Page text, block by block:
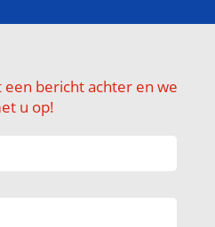
bericht achter en we
u op!